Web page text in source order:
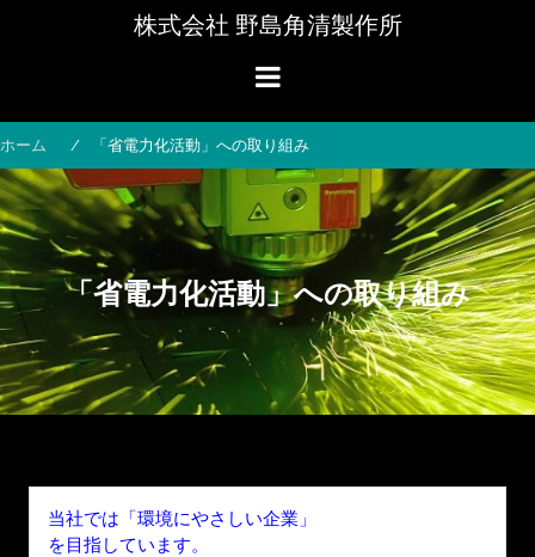
ツ
へ
ス
キ
ッ
プ
株式会社 野島角清製作所
ホーム 「省電力化活動」への取り組み
「省電力化活動」への取り組み
当社では「環境にやさしい企業」
を目指しています。